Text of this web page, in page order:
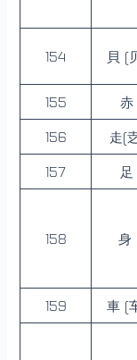
154 貝 (
155
赤
156
走(
157
足
158 身
159
車 (